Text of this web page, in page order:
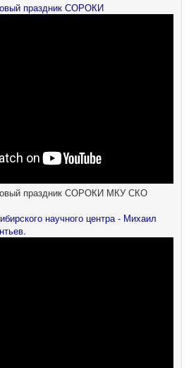
праздник СОРОКИ
праздник СОРОКИ МКУ СКО
научного центра - Михаил